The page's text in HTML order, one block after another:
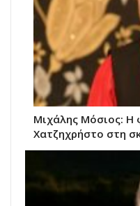
Μιχάλης Μόσιος: Η
Χατζηχρήστο στη